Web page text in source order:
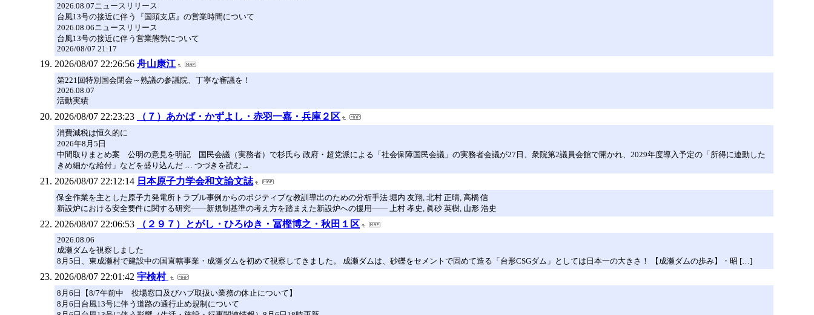
2026.08.07ニュースリリース
台風13号の接近に伴う『国頭支店』の営業時間について
2026.08.06ニュースリリース
台風13号の接近に伴う営業態勢について
2026/08/07 21:17
2026/08/07 22:26:56 舟山康江
第221回特別国会閉会～熟議の参議院、丁寧な審議を！
2026.08.07
活動実績
2026/08/07 22:23:23 （７）あかば・かずよし・赤羽一嘉・兵庫２区
消費減税は恒久的に
2026年8月5日
中間取りまとめ案 公明の意見を明記 国民会議（実務者）で杉氏ら 政府・超党派による「社会保障国民会議」の実務者会議が27日、衆院第2議員会館で開かれ、2029年度導入予定の「所得に連動した
きめ細かな給付」などを盛り込んだ … つづきを読む→
2026/08/07 22:12:14 日本原子力学会和文論文誌
保全作業を主とした原子力発電所トラブル事例からのポジティブな教訓導出のための分析手法 堀内 友翔, 北村 正晴, 高橋 信
新設炉における安全要件に関する研究――新規制基準の考え方を踏まえた新設炉への援用―― 上村 孝史, 眞砂 英樹, 山形 浩史
2026/08/07 22:06:53 （２９７）とがし・ひろゆき・冨樫博之・秋田１区
2026.08.06
成瀬ダムを視察しました
8月5日、東成瀬村で建設中の国直轄事業・成瀬ダムを初めて視察してきました。 成瀬ダムは、砂礫をセメントで固めて造る「台形CSGダム」としては日本一の大きさ！ 【成瀬ダムの歩み】・昭 […]
2026/08/07 22:01:42 宇検村
8月6日【8/7午前中 役場窓口及びハブ取扱い業務の休止について】
8月6日台風13号に伴う道路の通行止め規制について